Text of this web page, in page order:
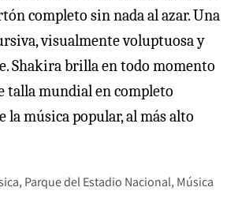
completo sin nada al azar. Una
visualmente voluptuosa y
Shakira brilla en todo momento
talla mundial en completo
la música popular, al más alto
Parque del Estadio Nacional Música